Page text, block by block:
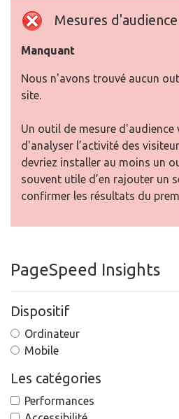
Mesures d'audience
Manquant
Nous n'avons trouvé aucun
site.
Un outil de mesure d'audience
d'analyser l’activité des
devriez installer au moins un
souvent utile d’en rajouter un
confirmer les résultats du
PageSpeed Insights
Dispositif
Ordinateur
Mobile
Les catégories
Performances